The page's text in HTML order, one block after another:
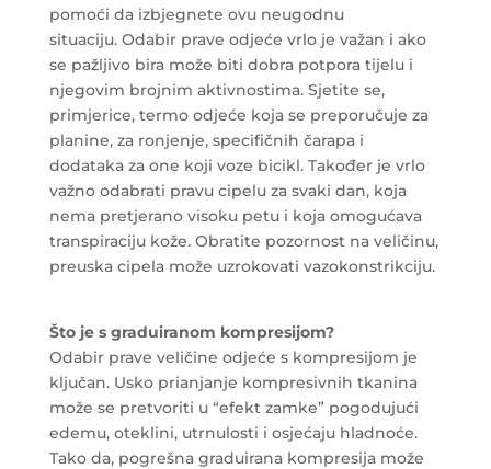
pomoći da izbjegnete ovu neugodnu
situaciju. Odabir prave odjeće vrlo je važan i ako
se pažljivo bira može biti dobra potpora tijelu i
njegovim brojnim aktivnostima. Sjetite se,
primjerice, termo odjeće koja se preporučuje za
planine, za ronjenje, specifičnih čarapa i
dodataka za one koji voze bicikl. Također je vrlo
važno odabrati pravu cipelu za svaki dan, koja
nema pretjerano visoku petu i koja omogućava
transpiraciju kože. Obratite pozornost na veličinu,
preuska cipela može uzrokovati vazokonstrikciju.
Što je s graduiranom kompresijom?
Odabir prave veličine odjeće s kompresijom je
ključan. Usko prianjanje kompresivnih tkanina
može se pretvoriti u “efekt zamke” pogodujući
edemu, oteklini, utrnulosti i osjećaju hladnoće.
Tako da, pogrešna graduirana kompresija može